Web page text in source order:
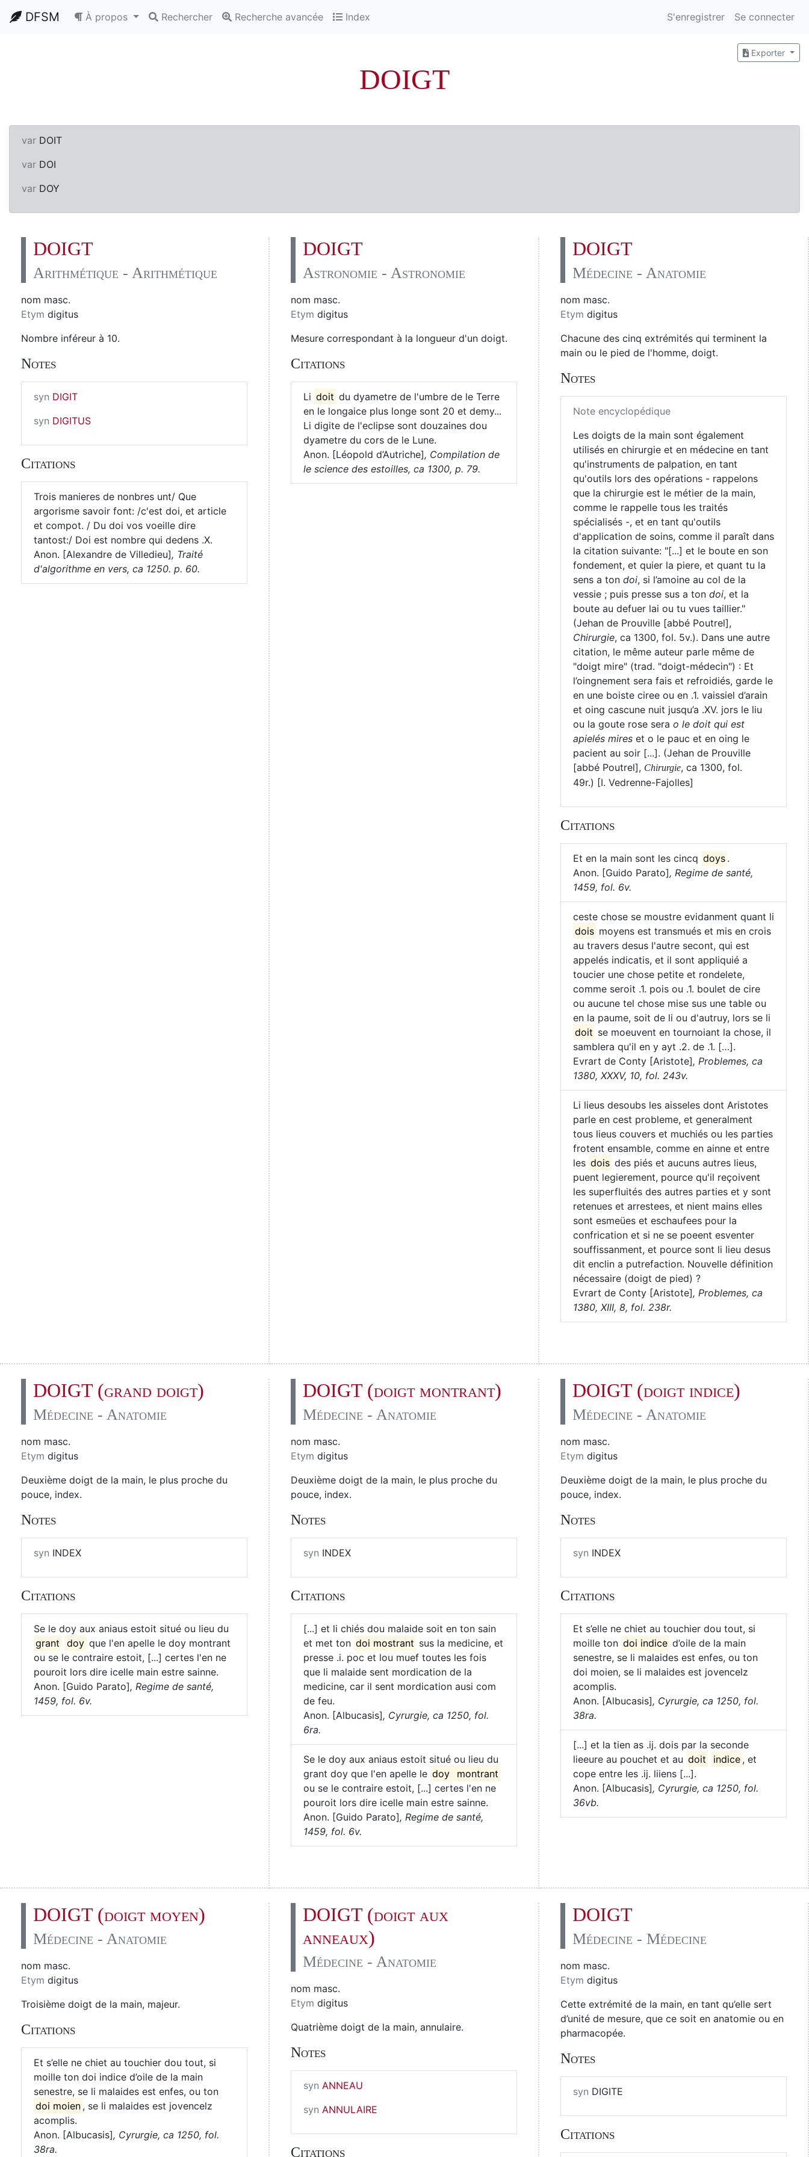
DFSM À propos Rechercher Recherche avancée Index S'enregistrer Se connecter
Exporter
DOIGT
var DOIT
var DOI
var DOY
DOIGT
Arithmétique - Arithmétique
nom masc.
Etym digitus
Nombre inféreur à 10.
Notes
syn DIGIT
syn DIGITUS
Citations
Trois manieres de nonbres unt/ Que
argorisme savoir font: /c'est doi, et article
et compot. / Du doi vos voeille dire
tantost:/ Doi est nombre qui dedens .X.
Anon. [Alexandre de Villedieu], Traité
d'algorithme en vers, ca 1250. p. 60.
DOIGT
Astronomie - Astronomie
nom masc.
Etym digitus
Mesure correspondant à la longueur d'un doigt.
Citations
Li doit du dyametre de l'umbre de le Terre
en le longaice plus longe sont 20 et demy...
Li digite de l'eclipse sont douzaines dou
dyametre du cors de le Lune.
Anon. [Léopold d’Autriche], Compilation de
le science des estoilles, ca 1300, p. 79.
DOIGT
Médecine - Anatomie
nom masc.
Etym digitus
Chacune des cinq extrémités qui terminent la
main ou le pied de l'homme, doigt.
Notes
Note encyclopédique
Les doigts de la main sont également
utilisés en chirurgie et en médecine en tant
qu'instruments de palpation, en tant
qu'outils lors des opérations - rappelons
que la chirurgie est le métier de la main,
comme le rappelle tous les traités
spécialisés -, et en tant qu'outils
d'application de soins, comme il paraît dans
la citation suivante: "[...] et le boute en son
fondement, et quier la piere, et quant tu la
sens a ton doi, si l’amoine au col de la
vessie ; puis presse sus a ton doi, et la
boute au defuer lai ou tu vues taillier."
(Jehan de Prouville [abbé Poutrel],
Chirurgie, ca 1300, fol. 5v.). Dans une autre
citation, le même auteur parle même de
"doigt mire" (trad. "doigt-médecin") : Et
l’oingnement sera fais et refroidiés, garde le
en une boiste ciree ou en .1. vaissiel d’arain
et oing cascune nuit jusqu’a .XV. jors le liu
ou la goute rose sera o le doit qui est
apielés mires et o le pauc et en oing le
pacient au soir [...]. (Jehan de Prouville
[abbé Poutrel], Chirurgie, ca 1300, fol.
49r.) [I. Vedrenne-Fajolles]
Citations
Et en la main sont les cincq doys .
Anon. [Guido Parato], Regime de santé,
1459, fol. 6v.
ceste chose se moustre evidanment quant li
dois moyens est transmués et mis en crois
au travers desus l'autre secont, qui est
appelés indicatis, et il sont appliquié a
toucier une chose petite et rondelete,
comme seroit .1. pois ou .1. boulet de cire
ou aucune tel chose mise sus une table ou
en la paume, soit de li ou d'autruy, lors se li
doit se moeuvent en tournoiant la chose, il
samblera qu'il en y ayt .2. de .1. […].
Evrart de Conty [Aristote], Problemes, ca
1380, XXXV, 10, fol. 243v.
Li lieus desoubs les aisseles dont Aristotes
parle en cest probleme, et generalment
tous lieus couvers et muchiés ou les parties
frotent ensamble, comme en ainne et entre
les dois des piés et aucuns autres lieus,
puent legierement, pource qu'il reçoivent
les superfluités des autres parties et y sont
retenues et arrestees, et nient mains elles
sont esmeües et eschaufees pour la
confrication et si ne se poeent esventer
souffissanment, et pource sont li lieu desus
dit enclin a putrefaction. Nouvelle définition
nécessaire (doigt de pied) ?
Evrart de Conty [Aristote], Problemes, ca
1380, XIII, 8, fol. 238r.
DOIGT (grand doigt)
Médecine - Anatomie
nom masc.
Etym digitus
Deuxième doigt de la main, le plus proche du
pouce, index.
Notes
syn INDEX
Citations
Se le doy aux aniaus estoit situé ou lieu du
grant
doy que l'en apelle le doy montrant
ou se le contraire estoit, [...] certes l'en ne
pouroit lors dire icelle main estre sainne.
Anon. [Guido Parato], Regime de santé,
1459, fol. 6v.
DOIGT (doigt montrant)
Médecine - Anatomie
nom masc.
Etym digitus
Deuxième doigt de la main, le plus proche du
pouce, index.
Notes
syn INDEX
Citations
[...] et li chiés dou malaide soit en ton sain
et met ton doi mostrant sus la medicine, et
presse .i. poc et lou muef toutes les fois
que li malaide sent mordication de la
medicine, car il sent mordication ausi com
de feu.
Anon. [Albucasis], Cyrurgie, ca 1250, fol.
6ra.
Se le doy aux aniaus estoit situé ou lieu du
grant doy que l'en apelle le doy
montrant
ou se le contraire estoit, [...] certes l'en ne
pouroit lors dire icelle main estre sainne.
Anon. [Guido Parato], Regime de santé,
1459, fol. 6v.
DOIGT (doigt indice)
Médecine - Anatomie
nom masc.
Etym digitus
Deuxième doigt de la main, le plus proche du
pouce, index.
Notes
syn INDEX
Citations
Et s’elle ne chiet au touchier dou tout, si
moille ton doi indice d’oile de la main
senestre, se li malaides est enfes, ou ton
doi moien, se li malaides est jovencelz
acomplis.
Anon. [Albucasis], Cyrurgie, ca 1250, fol.
38ra.
[...] et la tien as .ij. dois par la seconde
lieeure au pouchet et au doit indice , et
cope entre les .ij. liiens [...].
Anon. [Albucasis], Cyrurgie, ca 1250, fol.
36vb.
DOIGT (doigt moyen)
Médecine - Anatomie
nom masc.
Etym digitus
Troisième doigt de la main, majeur.
Citations
Et s’elle ne chiet au touchier dou tout, si
moille ton doi indice d’oile de la main
senestre, se li malaides est enfes, ou ton
doi moien , se li malaides est jovencelz
acomplis.
Anon. [Albucasis], Cyrurgie, ca 1250, fol.
38ra.
DOIGT (doigt aux
anneaux)
Médecine - Anatomie
nom masc.
Etym digitus
Quatrième doigt de la main, annulaire.
Notes
syn ANNEAU
syn ANNULAIRE
Citations
DOIGT
Médecine - Médecine
nom masc.
Etym digitus
Cette extrémité de la main, en tant qu’elle sert
d’unité de mesure, que ce soit en anatomie ou en
pharmacopée.
Notes
syn DIGITE
Citations